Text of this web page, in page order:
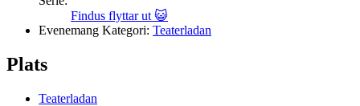
Findus flyttar ut 😺
Evenemang Kategori: Teaterladan
Plats
Teaterladan